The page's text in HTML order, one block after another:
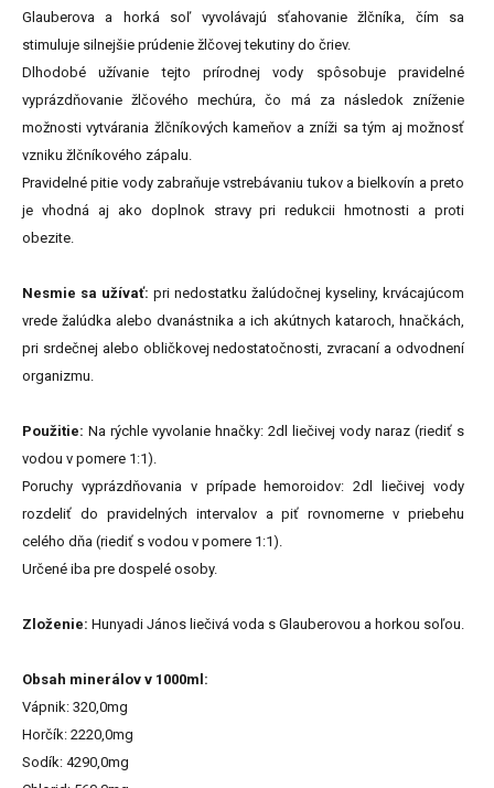
Glauberova a horká soľ vyvolávajú sťahovanie žlčníka, čím sa
stimuluje silnejšie prúdenie žlčovej tekutiny do čriev.
Dlhodobé užívanie tejto prírodnej vody spôsobuje pravidelné
vyprázdňovanie žlčového mechúra, čo má za následok zníženie
možnosti vytvárania žlčníkových kameňov a zníži sa tým aj možnosť
vzniku žlčníkového zápalu.
Pravidelné pitie vody zabraňuje vstrebávaniu tukov a bielkovín a preto
je vhodná aj ako doplnok stravy pri redukcii hmotnosti a proti
obezite.
Nesmie sa užívať: pri nedostatku žalúdočnej kyseliny, krvácajúcom
vrede žalúdka alebo dvanástnika a ich akútnych kataroch, hnačkách,
pri srdečnej alebo obličkovej nedostatočnosti, zvracaní a odvodnení
organizmu.
Použitie: Na rýchle vyvolanie hnačky: 2dl liečivej vody naraz (riediť s
vodou v pomere 1:1).
Poruchy vyprázdňovania v prípade hemoroidov: 2dl liečivej vody
rozdeliť do pravidelných intervalov a piť rovnomerne v priebehu
celého dňa (riediť s vodou v pomere 1:1).
Určené iba pre dospelé osoby.
Zloženie: Hunyadi János liečivá voda s Glauberovou a horkou soľou.
Obsah minerálov v 1000ml:
Vápnik: 320,0mg
Horčík: 2220,0mg
Sodík: 4290,0mg